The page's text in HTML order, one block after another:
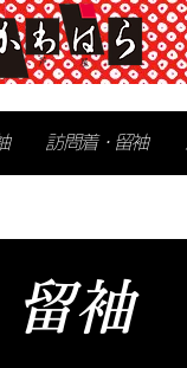
訪問着・留袖
留袖